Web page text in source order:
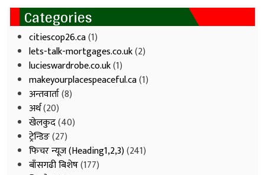
Categories
citiescop26.ca(1)
lets-talk-mortgages.co.uk(2)
lucieswardrobe.co.uk(1)
makeyourplacespeaceful.ca(1)
अन्तवार्ता(8)
अर्थ(20)
खेलकुद(40)
ट्रेन्डिङ(27)
फिचर न्यूज (Heading1,2,3)(241)
बाँसगढी बिशेष(177)